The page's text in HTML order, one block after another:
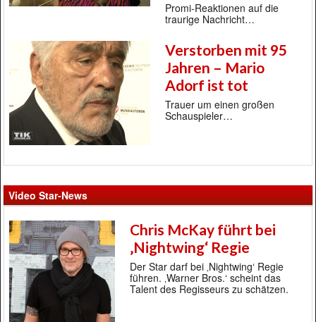
Promi-Reaktionen auf die
traurige Nachricht…
Verstorben mit 95
Jahren – Mario
Adorf ist tot
Trauer um einen großen
Schauspieler…
Video Star-News
Chris McKay führt bei
‚Nightwing‘ Regie
Der Star darf bei ‚Nightwing‘ Regie
führen. ‚Warner Bros.‘ scheint das
Talent des Regisseurs zu schätzen.